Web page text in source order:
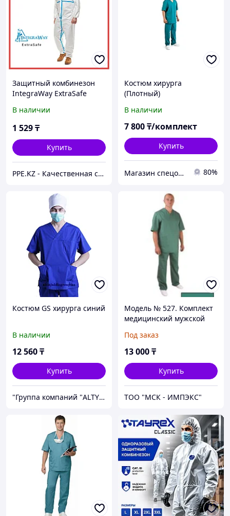
Защитный комбинезон
IntegraWay ExtraSafe
спецодежда мужская,
химзащита, костюм
В наличии
1 529₸
Купить
PPE.KZ - Качественная спецодежда и СИЗ оптом
Костюм хирурга
(Плотный)
В наличии
7 800₸/комплект
Купить
Магазин спецодежды ROBAMAG 80%
Костюм GS хирурга синий
В наличии
12 560₸
Купить
"Группа компаний "ALTYN JULDYZ"
Модель № 527. Комплект
медицинский мужской
Под заказ
13 000₸
Купить
ТОО "МСК - ИМПЭКС"